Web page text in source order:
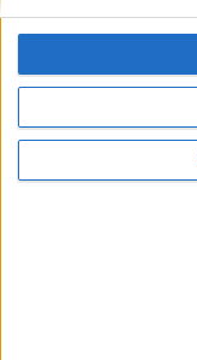
Brak artykułów z tym
🔥
Najczęściej czytane